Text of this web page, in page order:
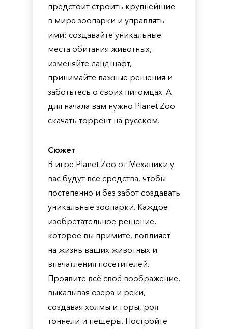
предстоит строить крупнейшие
в мире зоопарки и управлять
ими: создавайте уникальные
места обитания животных,
изменяйте ландшафт,
принимайте важные решения и
заботьтесь о своих питомцах. А
для начала вам нужно Planet Zoo
скачать торрент на русском.
Сюжет
В игре Planet Zoo от Механики у
вас будут все средства, чтобы
постепенно и без забот создавать
уникальные зоопарки. Каждое
изобретательное решение,
которое вы примите, повлияет
на жизнь ваших животных и
впечатления посетителей.
Проявите всё своё воображение,
выкапывая озера и реки,
создавая холмы и горы, роя
тоннели и пещеры. Постройте